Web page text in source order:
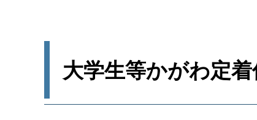
大学生等かがわ定